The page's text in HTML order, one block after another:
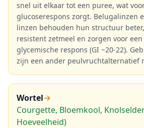
snel uit elkaar tot een puree, wat
glucoserespons zorgt. Belugalinzen
linzen behouden hun structuur
resistent zetmeel en zorgen voor
glycemische respons (GI ~20-22).
zijn een ander peulvruchtalternatief
Wortel→
Courgette, Bloemkool,
Hoeveelheid)